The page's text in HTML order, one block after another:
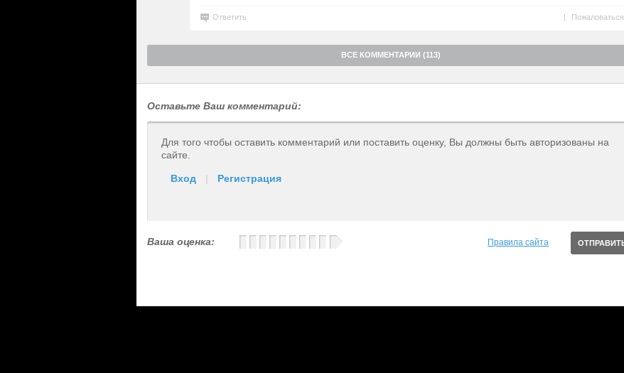
Ответить Пожаловаться
|
ВСЕ КОММЕНТАРИИ (113)
Оставьте Ваш комментарий:
Для того чтобы оставить комментарий или поставить оценку, Вы должны быть авторизованы на
сайте.
Вход | Регистрация
Ваша оценка: Правила сайта